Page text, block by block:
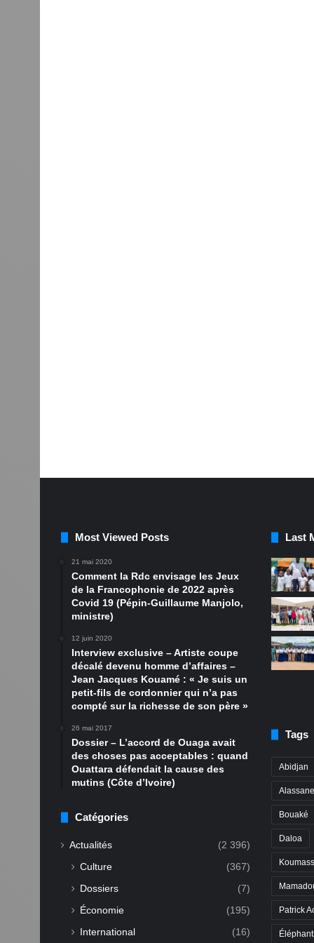
Most Viewed Posts
21 mai 2020
Comment la Rdc envisage les Jeux
de la Francophonie de 2022 après
Covid 19 (Pépin-Guillaume Manjolo,
ministre)
12 juin 2020
Interview exclusive – Artiste coupe
décalé devenu homme d’affaires –
Jean Jacques Kouamé : « Je suis un
petit-fils de cordonnier qui n’a pas
compté sur la richesse de son père »
26 mai 2017
Dossier – L’accord de Ouaga avait
des choses pas acceptables : quand
Ouattara défendait la cause des
mutins (Côte d’Ivoire)
Catégories
Actualités (2 396)
Culture
(367)
Dossiers
(7)
Économie
(195)
International
(16)
Last
Tags
Abidjan
Bouaké
Daloa
Patrick